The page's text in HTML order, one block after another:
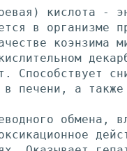
кислота -
в организме
коэнзима
Способствует
печени, а также
обмена,